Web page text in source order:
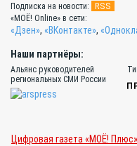
Подписка на новости: RSS
«МОЁ! Online» в сети:
«Дзен», «ВКонтакте»,
Наши партнёры:
Альянс руководителей
региональных СМИ России
Цифровая газета «МОЁ! Плюс»